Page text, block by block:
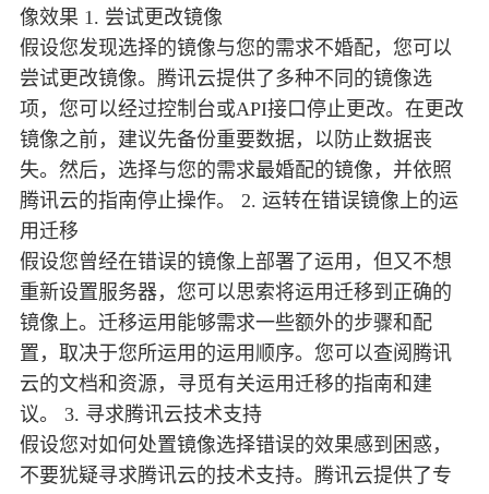
像效果 1. 尝试更改镜像
假设您发现选择的镜像与您的需求不婚配，您可以
尝试更改镜像。腾讯云提供了多种不同的镜像选
项，您可以经过控制台或API接口停止更改。在更改
镜像之前，建议先备份重要数据，以防止数据丧
失。然后，选择与您的需求最婚配的镜像，并依照
腾讯云的指南停止操作。 2. 运转在错误镜像上的运
用迁移
假设您曾经在错误的镜像上部署了运用，但又不想
重新设置服务器，您可以思索将运用迁移到正确的
镜像上。迁移运用能够需求一些额外的步骤和配
置，取决于您所运用的运用顺序。您可以查阅腾讯
云的文档和资源，寻觅有关运用迁移的指南和建
议。 3. 寻求腾讯云技术支持
假设您对如何处置镜像选择错误的效果感到困惑，
不要犹疑寻求腾讯云的技术支持。腾讯云提供了专